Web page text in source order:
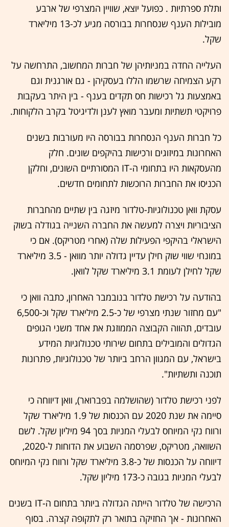
ותלת ספרתיות . כפועל יוצא, שוויין המצרפי של ארבע
מובילות הענף שנסחרות בבורסה מגיע לכ-13 מיליארד
שקל.
העלייה החדה במניותיהן של חברות המחשוב, התרחשה על
רקע הצמיחה שרשמו הללו בעסקיהן - גם אורגנית וגם
באמצעות גל רכישות חס תקדים בענף - בין היתר בעקבות
פרויקטי תשתיות ומעבר מואץ לענן ולדיגיטל בקרב הלקוחות.
כל חברות הענף הנסחרות בבורסה היו מעורבות בשנים
האחרונות במיזוגים ורכישות בהיקפים שונים. חלק
מהעסקאות היו בתחומי ה-IT המסורתיים השונים, וחלקן
הכניסו את החברות הרוכשות לתחומים חדשים.
עסקת וואן טכנולוגיות-טלדור מיזגה בין שתיים מהחברות
הציבוריות ויצרה למעשה את החברה השנייה בגודלה בשוק
הישראלי בהיקפי הפעילות שלה (אחרי מטריקס). אם כי
במונחי שווי שוק חילן עדיין גדולה יותר מוואן - 3.5 מיליארד
שקל לחילן לעומת 3.1 מיליארד שקל לוואן.
בהודעה על רכישת טלדור בנובמבר האחרון, כתבה וואן כי
"עם מחזור שנתי מצרפי של כ-2.5 מיליארד שקל וכ-6,500
עובדים, תהווה הקבוצה הממוזגת את אחד משני הגופים
הגדולים והמובילים בתחום שירותי טכנולוגיות המידע
בישראל, עם המגוון הרחב ביותר של טכנולוגיות, פתרונות
תוכנה ותשתיות".
לפני רכישת טלדור (שהושלמה בפברואר), וואן דיווחה כי
סיימה את שנת 2020 עם הכנסות של 1.9 מיליארד שקל
ורווח נקי המיוחס לבעלי המניות בסך 94 מיליון שקל. לשם
השוואה, מטריקס, שפרסמה השבוע את הדוחות ל-2020,
דיווחה על הכנסות של כ-3.8 מיליארד שקל ורווח נקי המיוחס
לבעלי המניות בגובה כ-173 מיליון שקל.
הרכישה של טלדור הייתה הגדולה ביותר בתחום ה-IT בשנים
האחרונות - אך החזיקה בתואר רק לתקופה קצרה. בסוף